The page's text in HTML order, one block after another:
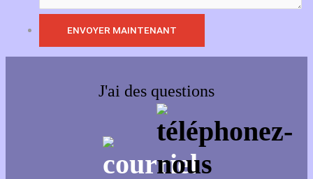
J'ai des questions